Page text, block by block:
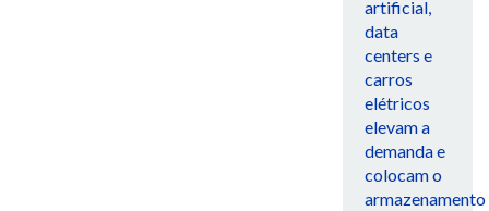
artificial,
data
centers e
carros
elétricos
elevam a
demanda e
colocam o
armazenamento